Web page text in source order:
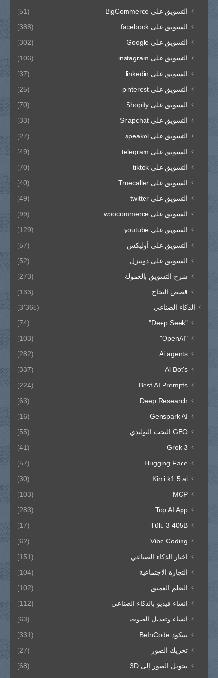
التسويق على BigCommerce
(51)
التسويق على facebook
(388)
التسويق على Google
(302)
التسويق على instagram
(106)
التسويق على linkedin
(37)
التسويق على pinterest
(25)
التسويق على Shopify
(70)
التسويق على Snapchat
(33)
التسويق على speakol
(27)
التسويق على telegram
(49)
التسويق على tiktok
(70)
التسويق على Truecaller
(40)
التسويق على twitter
(49)
التسويق على woocommerce
(99)
التسويق على youtube
(129)
التسويق على أوليكس
(57)
التسويق على دوبيزل
(52)
شرح التسويق بالعمولة
(273)
قصص النجاح
(133)
الذكاء الصناعي (3٬365)
"Deep Seek"
(74)
"OpenAI"
(103)
Ai agents
(282)
Ai Bot's
(337)
Best AI Prompts
(224)
Deep Research
(63)
Genspark AI
(16)
GEO البحث التوليدي
(55)
Grok 3
(41)
Hugging Face
(57)
Kimi k1.5 ai
(30)
MCP
(103)
Top AI App
(283)
Tülu 3 405B
(17)
Vibe Coding
(62)
اخبار الذكاء الصناعي
(151)
التجارة الاجتماعية
(104)
التعلم العميق
(102)
انشاء فيديو بالذكاء الصناعي
(112)
انشاء وتعديل الصوت
(63)
بينكود BeInCode
(331)
تحريك الصور
(27)
تحويل الصور إلى 3D
(68)